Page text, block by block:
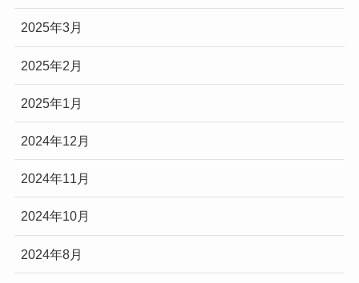
2025年3月
2025年2月
2025年1月
2024年12月
2024年11月
2024年10月
2024年8月